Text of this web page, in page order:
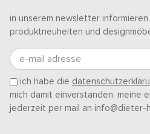
in unserem newsletter
produktneuheiten und
e-mail adresse
ich habe die
mich damit einverstanden. meine
jederzeit per mail an info@dieter-